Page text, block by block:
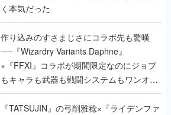
く本気だった
作り込みのすさまじさにコラボ先も驚嘆
──『Wizardry Variants Daphne』
×『FFXI』コラボが期間限定なのにジョブ
もキャラも武器も戦闘システムもワンオフ
で作り込まれた理由を両ディレクターに聞
く
『TATSUJIN』の弓削雅稔×『ライデンファ